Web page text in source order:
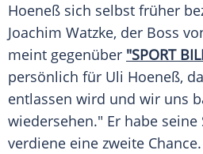
Hoeneß sich selbst früher
Joachim Watzke, der Boss
meint gegenüber "SPORT
persönlich für Uli Hoeneß,
entlassen wird und wir uns
wiedersehen." Er habe
verdiene eine zweite Chance.